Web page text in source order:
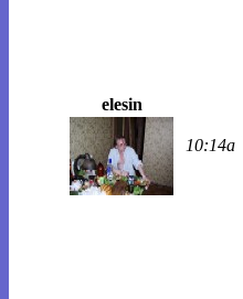
elesin
10:14a